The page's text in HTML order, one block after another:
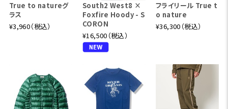
True to natureグ
ラス
¥3,960（税込）
South2 West8 ×
Foxfire Hoody - S
CORON
¥16,500（税込）
フライリール True t
o nature
¥36,300（税込）